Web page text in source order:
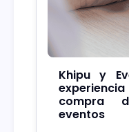
Khipu y
compra
eventos